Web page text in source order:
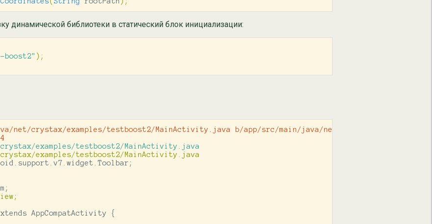
динамической библиотеки в статический блок инициализации:
);
crystax/examples/testboost2/MainActivity.java b/app/src/main/java/net/crystax/examples/